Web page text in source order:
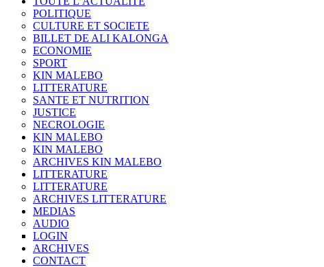
POLITIQUE
CULTURE ET SOCIETE
BILLET DE ALI KALONGA
ECONOMIE
SPORT
KIN MALEBO
LITTERATURE
SANTE ET NUTRITION
JUSTICE
NECROLOGIE
KIN MALEBO
KIN MALEBO
ARCHIVES KIN MALEBO
LITTERATURE
LITTERATURE
ARCHIVES LITTERATURE
MEDIAS
AUDIO
LOGIN
ARCHIVES
CONTACT